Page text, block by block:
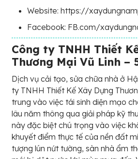
Website: https://
Facebook: FB.com/
Công ty TNHH Thiết
Thương Mại Vũ Linh –
Dịch vụ cải tạo, sửa chữa nhà ở
ty TNHH Thiết Kế Xây Dựng
trung vào việc tái sinh diện mạo
lâu năm thông qua giải pháp kỹ
này đặc biệt chú trọng vào việc
khuyết điểm thực tế của nền đất
tượng lún nứt tường, sàn nhà ẩm